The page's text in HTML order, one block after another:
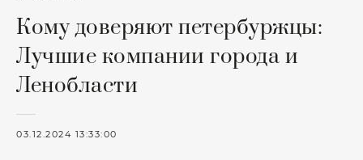
Кому доверяют петербуржцы:
Лучшие компании города и
Ленобласти
03.12.2024 13:33:00